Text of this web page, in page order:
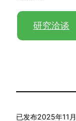
研究洽谈
已发布2025年11